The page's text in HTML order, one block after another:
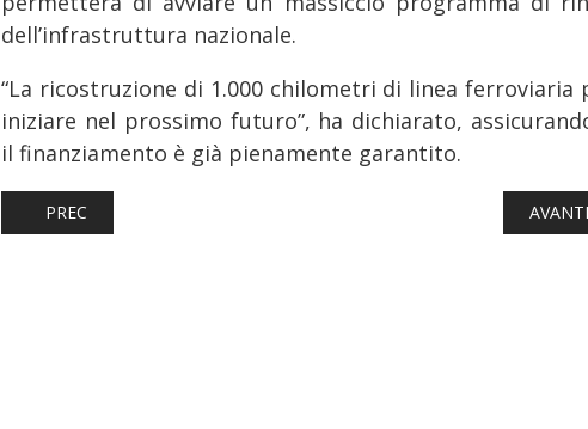
dell’infrastruttura nazionale.
“La ricostruzione di 1.000 chilometri di linea ferroviaria
iniziare nel prossimo futuro”, ha dichiarato,
il finanziamento è già pienamente garantito.
ARTICOLO PRECEDENTE: FERROVIE: TOSCANA, I “TRENI DEL
PREC AVANTI